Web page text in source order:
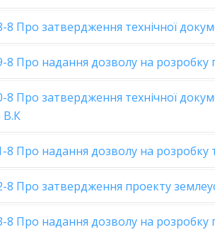
8 Про затвердження технічної
Про надання дозволу на розробку
8 Про затвердження технічної
В.К
Про надання дозволу на розробку
8 Про затвердження проекту
8 Про надання дозволу на розробку